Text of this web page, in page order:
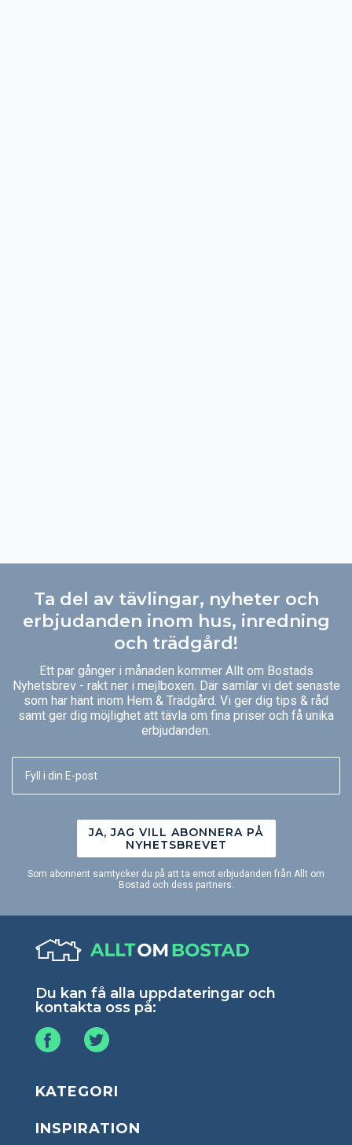
Ta del av tävlingar, nyheter och
erbjudanden inom hus, inredning
och trädgård!
Ett par gånger i månaden kommer Allt om Bostads
Nyhetsbrev - rakt ner i mejlboxen. Där samlar vi det senaste
som har hänt inom Hem & Trädgård. Vi ger dig tips & råd
samt ger dig möjlighet att tävla om fina priser och få unika
erbjudanden.
JA, JAG VILL ABONNERA PÅ
NYHETSBREVET
Som abonnent samtycker du på att ta emot erbjudanden från Allt om
Bostad och dess partners.
Du kan få alla uppdateringar och
kontakta oss på:
KATEGORI
INSPIRATION